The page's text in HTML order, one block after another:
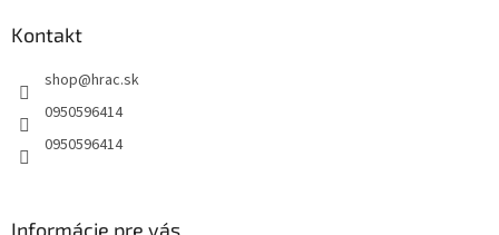
Kontakt
shop@hrac.sk
0950596414
0950596414
Informácie pre vás